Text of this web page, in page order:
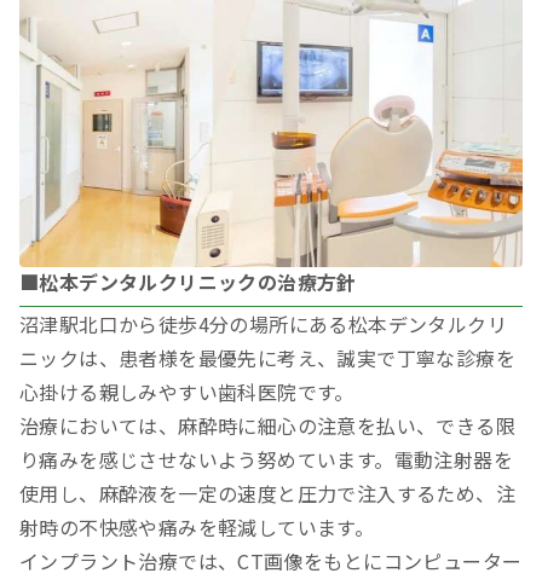
■松本デンタルクリニックの治療方針
沼津駅北口から徒歩4分の場所にある松本デンタルクリ
ニックは、患者様を最優先に考え、誠実で丁寧な診療を
心掛ける親しみやすい歯科医院です。
治療においては、麻酔時に細心の注意を払い、できる限
り痛みを感じさせないよう努めています。電動注射器を
使用し、麻酔液を一定の速度と圧力で注入するため、注
射時の不快感や痛みを軽減しています。
インプラント治療では、CT画像をもとにコンピューター